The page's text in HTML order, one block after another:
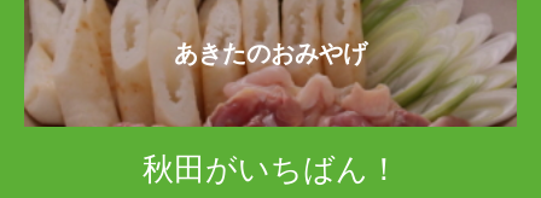
あきたのおみやげ
秋田がいちばん！